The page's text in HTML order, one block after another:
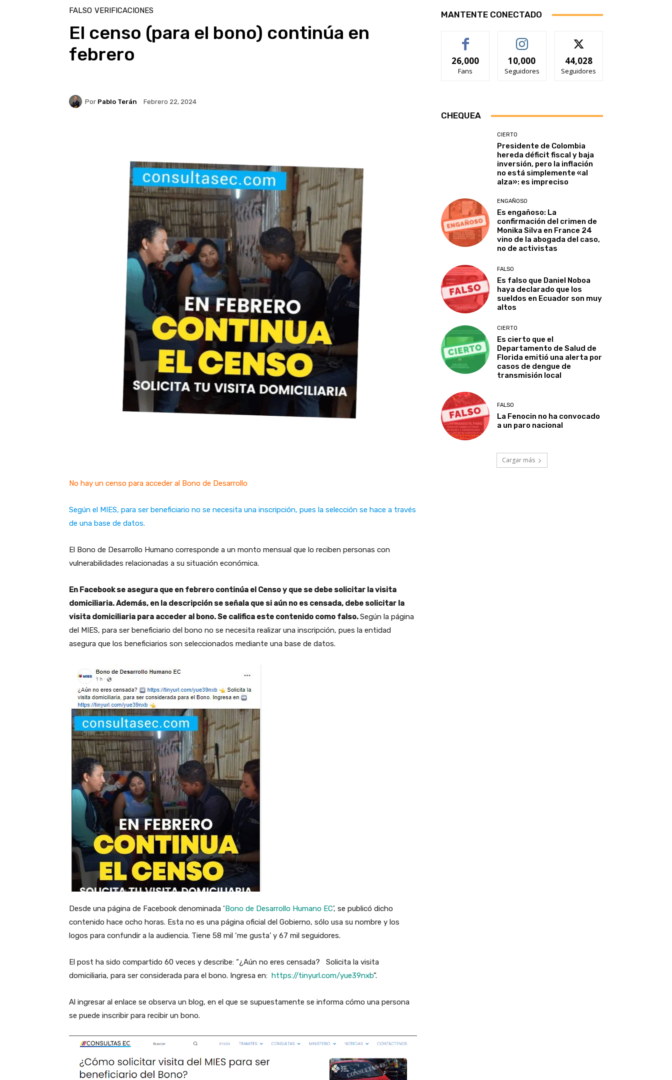
FALSO VERIFICACIONES
El censo (para el bono) continúa en
febrero
Por Pablo Terán Febrero 22, 2024
No hay un censo para acceder al Bono de Desarrollo
Según el MIES, para ser beneficiario no se necesita una inscripción, pues la selección se hace a través
de una base de datos.
El Bono de Desarrollo Humano corresponde a un monto mensual que lo reciben personas con
vulnerabilidades relacionadas a su situación económica.
En Facebook se asegura que en febrero continúa el Censo y que se debe solicitar la visita
domiciliaria. Además, en la descripción se señala que si aún no es censada, debe solicitar la
visita domiciliaria para acceder al bono. Se califica este contenido como falso.Según la página
del MIES, para ser beneficiario del bono no se necesita realizar una inscripción, pues la entidad
asegura que los beneficiarios son seleccionados mediante una base de datos.
Desde una página de Facebook denominada ‘Bono de Desarrollo Humano EC’, se publicó dicho
contenido hace ocho horas. Esta no es una página oficial del Gobierno, sólo usa su nombre y los
logos para confundir a la audiencia. Tiene 58 mil ‘me gusta’ y 67 mil seguidores.
El post ha sido compartido 60 veces y describe: “¿Aún no eres censada? Solicita la visita
domiciliaria, para ser considerada para el bono. Ingresa en: https://tinyurl.com/yue39nxb”.
Al ingresar al enlace se observa un blog, en el que se supuestamente se informa cómo una persona
se puede inscribir para recibir un bono.
MANTENTE CONECTADO
26,000
Fans
10,000
Seguidores
44,028
Seguidores
CHEQUEA
CIERTO
Presidente de Colombia
hereda déficit fiscal y baja
inversión, pero la inflación
no está simplemente «al
alza»: es impreciso
ENGAÑOSO
Es engañoso: La
confirmación del crimen de
Monika Silva en France 24
vino de la abogada del caso,
no de activistas
FALSO
Es falso que Daniel Noboa
haya declarado que los
sueldos en Ecuador son muy
altos
CIERTO
Es cierto que el
Departamento de Salud de
Florida emitió una alerta por
casos de dengue de
transmisión local
FALSO
La Fenocin no ha convocado
a un paro nacional
Cargar más